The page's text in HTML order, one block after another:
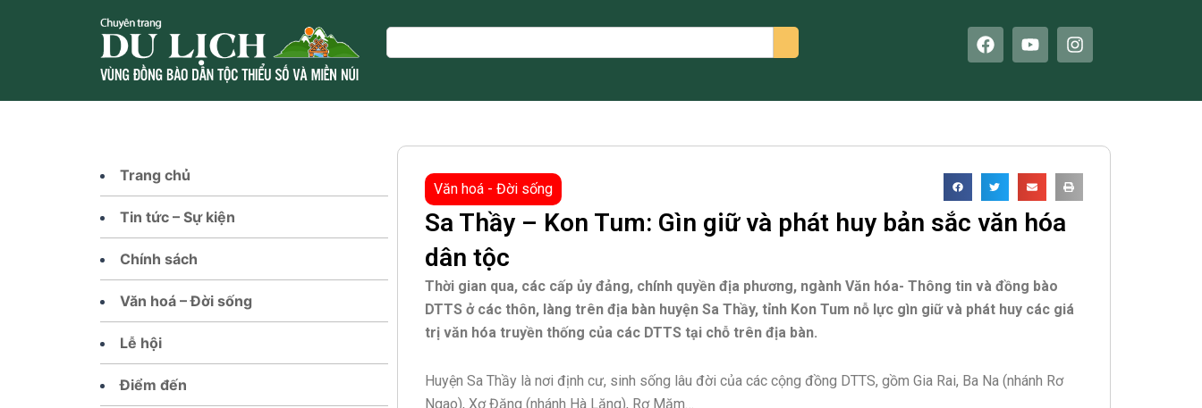
Search
F
a
b
o
Y
o
u
e
I
n
a
r
m
Trang chủ
Tin tức – Sự kiện
Chính sách
Văn hoá – Đời sống
Lễ hội
Điểm đến
Văn hoá - Đời sống
Sa Thầy – Kon Tum: Gìn giữ và phát huy bản sắc văn hóa
dân tộc
Thời gian qua, các cấp ủy đảng, chính quyền địa phương, ngành Văn hóa- Thông tin và đồng bào
DTTS ở các thôn, làng trên địa bàn huyện Sa Thầy, tỉnh Kon Tum nỗ lực gìn giữ và phát huy các giá
trị văn hóa truyền thống của các DTTS tại chỗ trên địa bàn.
Huyện Sa Thầy là nơi định cư, sinh sống lâu đời của các cộng đồng DTTS, gồm Gia Rai, Ba Na (nhánh Rơ
Ngao), Xơ Đăng (nhánh Hà Lăng), Rơ Măm…